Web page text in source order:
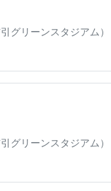
グリーンスタジアム
グリーンスタジアム